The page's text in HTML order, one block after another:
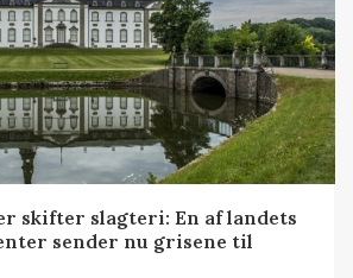
skifter slagteri: En af landets
sender nu grisene til